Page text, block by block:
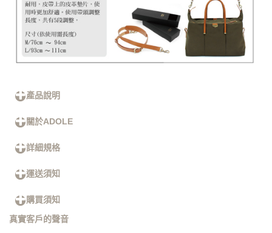
產品說明
關於ADOLE
詳細規格
運送須知
購買須知
真實客戶的聲音